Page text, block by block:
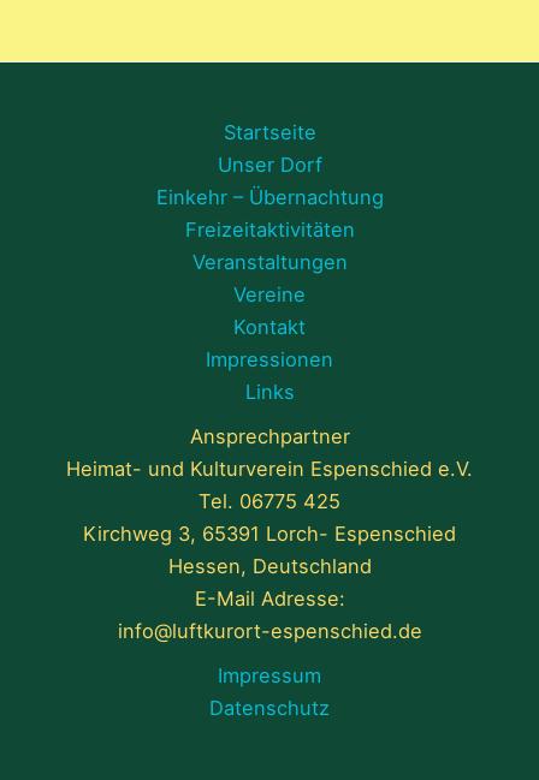
Startseite
Unser Dorf
Einkehr – Übernachtung
Freizeitaktivitäten
Veranstaltungen
Vereine
Kontakt
Impressionen
Links
Ansprechpartner
Heimat- und Kulturverein Espenschied e.V.
Tel. 06775 425
Kirchweg 3, 65391 Lorch- Espenschied
Hessen, Deutschland
E-Mail Adresse:
info@luftkurort-espenschied.de
Impressum
Datenschutz